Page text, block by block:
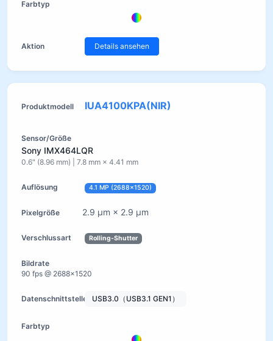
Details ansehen
IUA4100KPA(NIR)
Sony IMX464LQR
0.6" (8.96 mm) | 7.8 mm × 4.41 mm
4.1 MP (2688×1520)
2.9 µm × 2.9 µm
Rolling-Shutter
90 fps @ 2688×1520
USB3.0（USB3.1 GEN1）